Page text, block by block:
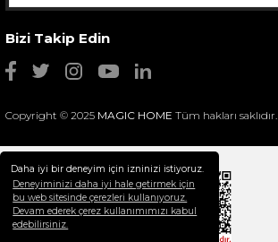
Daha iyi bir deneyim için izninizi istiyoruz.
Deneyiminizi daha iyi hale getirmek için
bu web sitesinde çerezleri kullanıyoruz.
Devam ederek çerez kullanımımızı kabul
edebilirsiniz.
Selim Dekor Chain 15x20 Çerçeve Vizon
Bizi Takip Edin
Copyright © 2025 MAGIC HOME Tüm hakları saklıdır.